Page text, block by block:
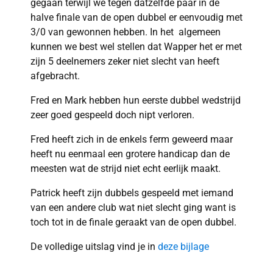
gegaan terwijl we tegen datzelfde paar in de
halve finale van de open dubbel er eenvoudig met
3/0 van gewonnen hebben. In het algemeen
kunnen we best wel stellen dat Wapper het er met
zijn 5 deelnemers zeker niet slecht van heeft
afgebracht.
Fred en Mark hebben hun eerste dubbel wedstrijd
zeer goed gespeeld doch nipt verloren.
Fred heeft zich in de enkels ferm geweerd maar
heeft nu eenmaal een grotere handicap dan de
meesten wat de strijd niet echt eerlijk maakt.
Patrick heeft zijn dubbels gespeeld met iemand
van een andere club wat niet slecht ging want is
toch tot in de finale geraakt van de open dubbel.
De volledige uitslag vind je in deze bijlage